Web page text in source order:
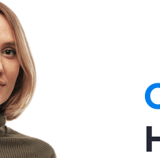
даже
людей и решили всех
и спастись вместе
жертву богам, и они
подтверждение,
после
легенду.